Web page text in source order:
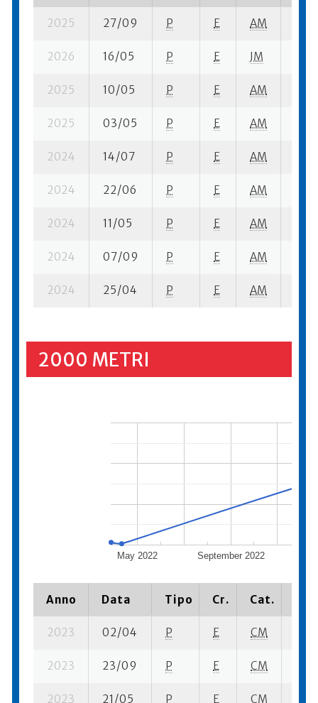
2025 27/09 P E AM
2026 16/05 P E JM
2025 10/05 P E AM
2025 03/05 P E AM
2024 14/07 P E AM
2024 22/06 P E AM
2024 11/05 P E AM
2024 07/09 P E AM
2024 25/04 P E AM
2000 METRI
May 2022 September 2022
Anno Data Tipo Cr. Cat.
2023 02/04 P E CM
2023 23/09 P E CM
2023 21/05 P E CM